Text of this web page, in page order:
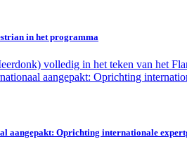
in het programma
volledig in het teken van het
aangepakt: Oprichting internationale